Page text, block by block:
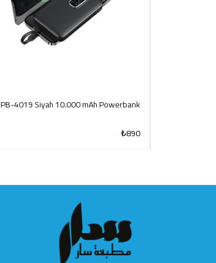
PB-4019 Siyah 10.000 mAh Powerbank
₺890